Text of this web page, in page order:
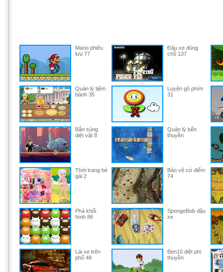
Mario phiêu
lưu 77
Đậu xe đúng
chỗ 137
Quản lý tiệm
bánh 35
Luyện gõ phím
31
Bắn súng
diệt vật 8
Quản lý bến
thuyền
Thời trang bé
gái 2
Bảo vệ cứ điểm
74
Phá khối
hình 86
SpongeBob đậu
xe
Lái xe trên
phố 48
Ben10 diệt phi
thuyền